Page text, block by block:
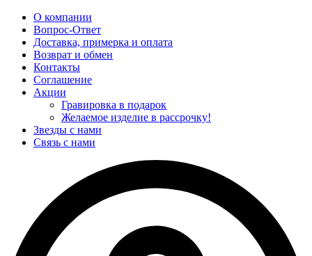
О компании
Вопрос-Ответ
Доставка, примерка и оплата
Возврат и обмен
Контакты
Соглашение
Акции
Гравировка в подарок
Желаемое изделие в рассрочку!
Звезды с нами
Связь с нами